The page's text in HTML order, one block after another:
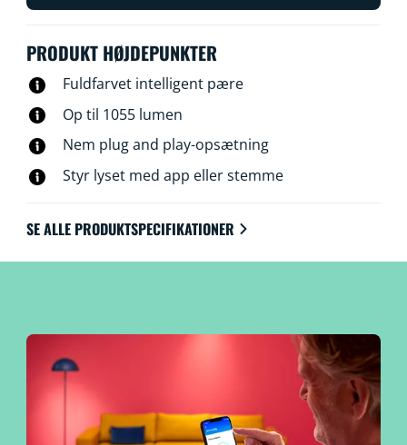
PRODUKT HØJDEPUNKTER
Fuldfarvet intelligent pære
Op til 1055 lumen
Nem plug and play-opsætning
Styr lyset med app eller stemme
SE ALLE PRODUKTSPECIFIKATIONER